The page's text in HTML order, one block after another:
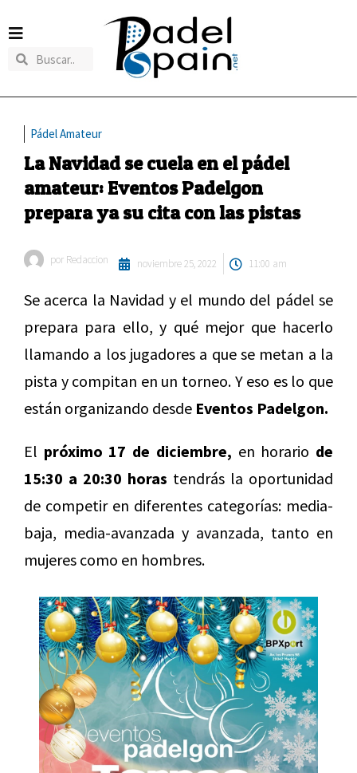
Pádel Amateur
La Navidad se cuela en el pádel
amateur: Eventos Padelgon
prepara ya su cita con las pistas
por Redaccion noviembre 25, 2022 11:00 am
Se acerca la Navidad y el mundo del pádel se
prepara para ello, y qué mejor que hacerlo
llamando a los jugadores a que se metan a la
pista y compitan en un torneo. Y eso es lo que
están organizando desde Eventos Padelgon.
El próximo 17 de diciembre, en horario de
15:30 a 20:30 horas tendrás la oportunidad
de competir en diferentes categorías: media-
baja, media-avanzada y avanzada, tanto en
mujeres como en hombres.